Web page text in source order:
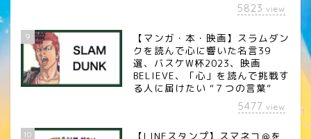
5823 view
9
【マンガ・本・映画】スラムダン
クを読んで心に響いた名言39
選、バスケW杯2023、映画
BELIEVE、「心」を読んで挑戦す
る人に届けたい “７つの言葉”
5477 view
10 【LINEスタンプ】スマネコ＠を